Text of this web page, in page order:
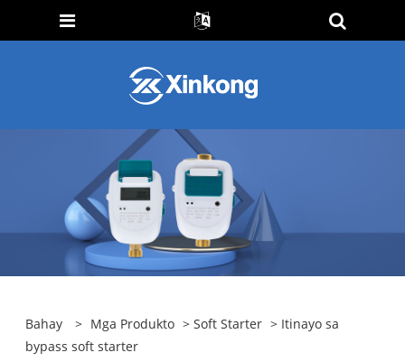
Bahay > Mga Produkto >Soft Starter > Itinayo sa
bypass soft starter